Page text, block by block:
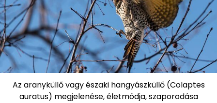
Az aranyküllő vagy északi hangyászküllő (Colaptes
auratus) megjelenése, életmódja, szaporodása